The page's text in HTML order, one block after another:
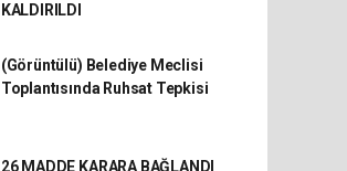
KALDIRILDI
(Görüntülü) Belediye Meclisi
Toplantısında Ruhsat Tepkisi
26 MADDE KARARA BAĞLANDI